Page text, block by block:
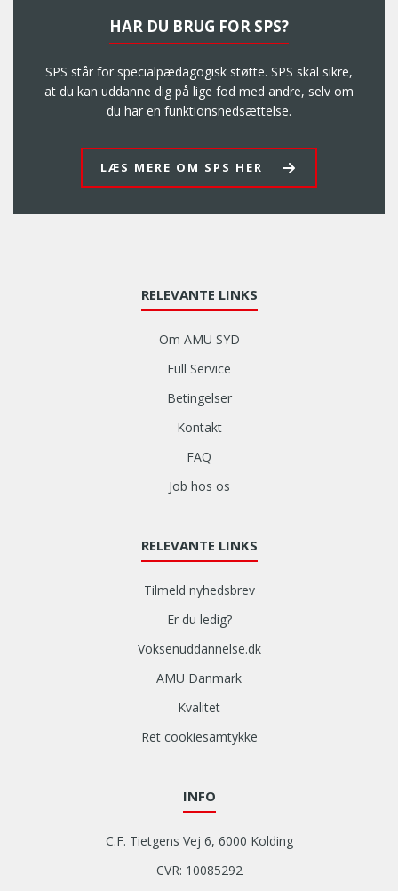
HAR DU BRUG FOR SPS?
SPS står for specialpædagogisk støtte. SPS skal sikre,
at du kan uddanne dig på lige fod med andre, selv om
du har en funktionsnedsættelse.
LÆS MERE OM SPS HER
RELEVANTE LINKS
Om AMU SYD
Full Service
Betingelser
Kontakt
FAQ
Job hos os
RELEVANTE LINKS
Tilmeld nyhedsbrev
Er du ledig?
Voksenuddannelse.dk
AMU Danmark
Kvalitet
Ret cookiesamtykke
INFO
C.F. Tietgens Vej 6, 6000 Kolding
CVR: 10085292